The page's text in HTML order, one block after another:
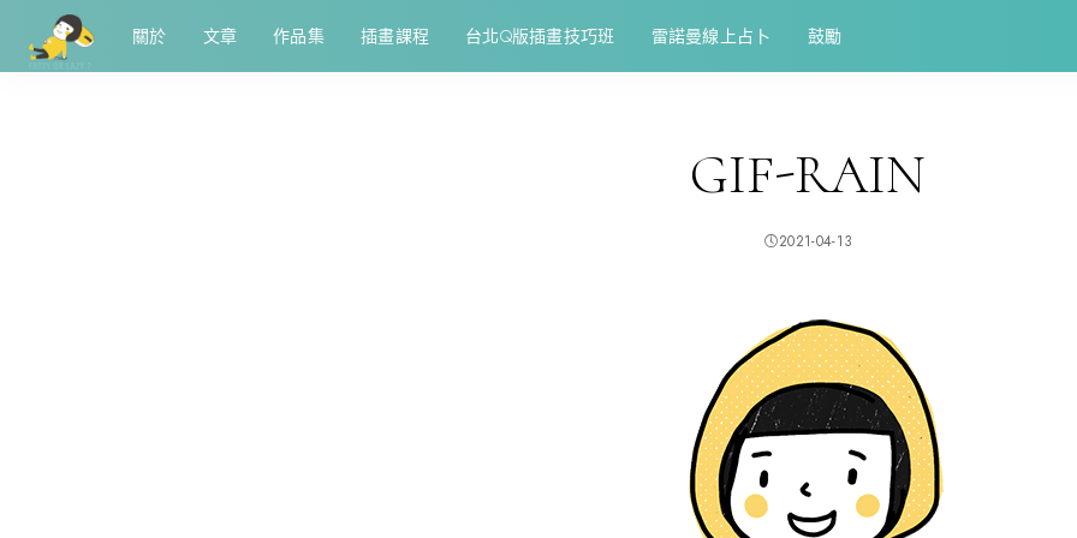
關於 文章 作品集 插畫課程 台北Q版插畫技巧班 雷諾曼線上占卜 鼓勵
GIF-RAIN
2021-04-13